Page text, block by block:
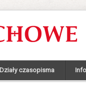
Działy czasopisma